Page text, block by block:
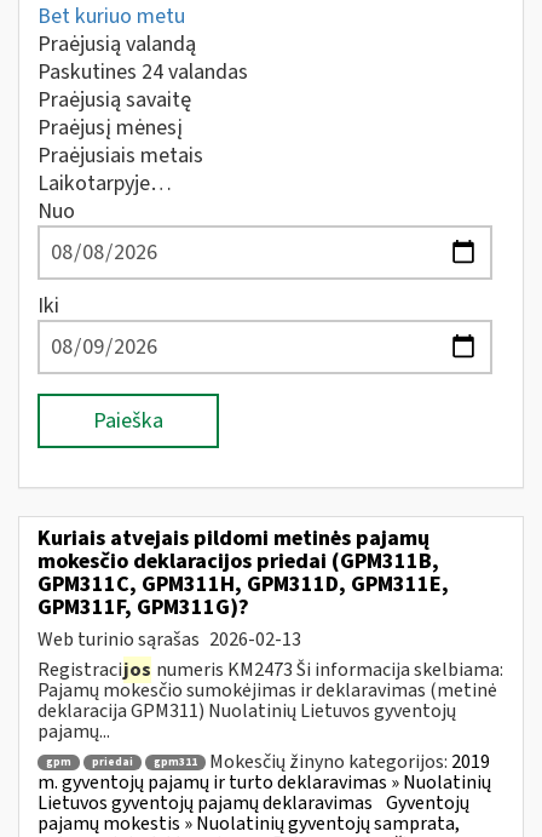
Bet kuriuo metu
Praėjusią valandą
Paskutines 24 valandas
Praėjusią savaitę
Praėjusį mėnesį
Praėjusiais metais
Laikotarpyje…
Nuo
Iki
Paieška
Kuriais atvejais pildomi metinės pajamų
mokesčio deklaracijos priedai (GPM311B,
GPM311C, GPM311H, GPM311D, GPM311E,
GPM311F, GPM311G)?
Web turinio sąrašas 2026-02-13
Registracijos numeris KM2473 Ši informacija skelbiama:
Pajamų mokesčio sumokėjimas ir deklaravimas (metinė
deklaracija GPM311) Nuolatinių Lietuvos gyventojų
pajamų...
gpm priedai gpm311 Mokesčių žinyno kategorijos: 2019
m. gyventojų pajamų ir turto deklaravimas » Nuolatinių
Lietuvos gyventojų pajamų deklaravimas Gyventojų
pajamų mokestis » Nuolatinių gyventojų samprata,